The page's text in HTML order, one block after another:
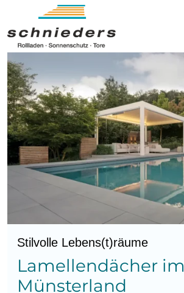
zur Top-Navigation
zur Hauptnavigation
Inhalt springen
zum Footer
Hauptnavigation
Stilvolle Lebens(t)räume
Lamellendächer im
Münsterland